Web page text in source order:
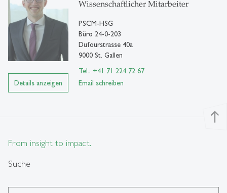
Details anzeigen
Wissenschaftlicher Mitarbeiter
PSCM-HSG
Büro 24-0-203
Dufourstrasse 40a
9000 St. Gallen
Tel.: +41 71 224 72 67
Email schreiben
north
From insight to impact.
Suche